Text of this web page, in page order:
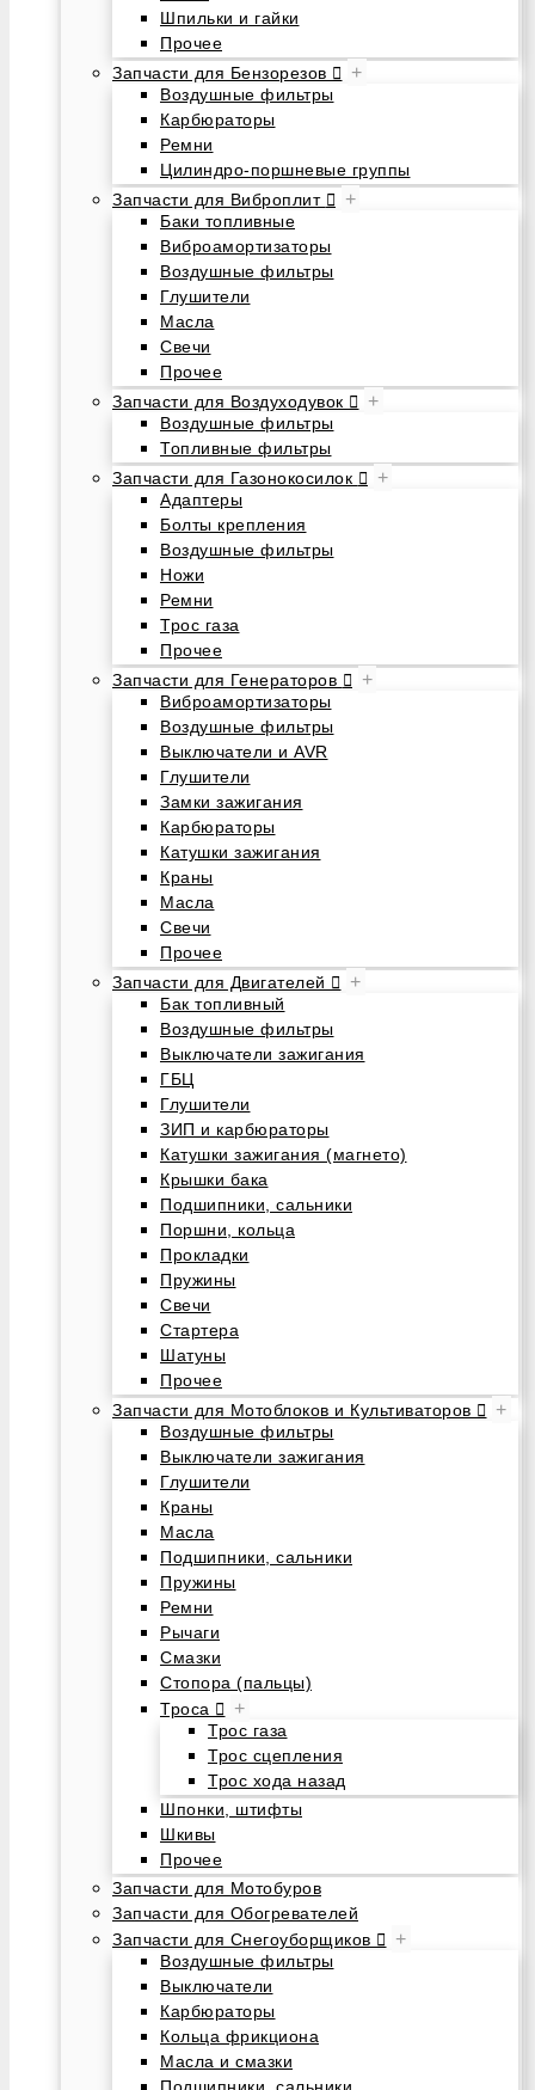
Шпильки и гайки
Прочее
Запчасти для Бензорезов
+
Воздушные фильтры
Карбюраторы
Ремни
Цилиндро-поршневые группы
Запчасти для Виброплит
+
Баки топливные
Виброамортизаторы
Воздушные фильтры
Глушители
Масла
Свечи
Прочее
Запчасти для Воздуходувок
+
Воздушные фильтры
Топливные фильтры
Запчасти для Газонокосилок
+
Адаптеры
Болты крепления
Воздушные фильтры
Ножи
Ремни
Трос газа
Прочее
Запчасти для Генераторов
+
Виброамортизаторы
Воздушные фильтры
Выключатели и AVR
Глушители
Замки зажигания
Карбюраторы
Катушки зажигания
Краны
Масла
Свечи
Прочее
Запчасти для Двигателей
+
Бак топливный
Воздушные фильтры
Выключатели зажигания
ГБЦ
Глушители
ЗИП и карбюраторы
Катушки зажигания (магнето)
Крышки бака
Подшипники, сальники
Поршни, кольца
Прокладки
Пружины
Свечи
Стартера
Шатуны
Прочее
Запчасти для Мотоблоков и Культиваторов
+
Воздушные фильтры
Выключатели зажигания
Глушители
Краны
Масла
Подшипники, сальники
Пружины
Ремни
Рычаги
Смазки
Стопора (пальцы)
Троса
+
Трос газа
Трос сцепления
Трос хода назад
Шпонки, штифты
Шкивы
Прочее
Запчасти для Мотобуров
Запчасти для Обогревателей
Запчасти для Снегоуборщиков
+
Воздушные фильтры
Выключатели
Карбюраторы
Кольца фрикциона
Масла и смазки